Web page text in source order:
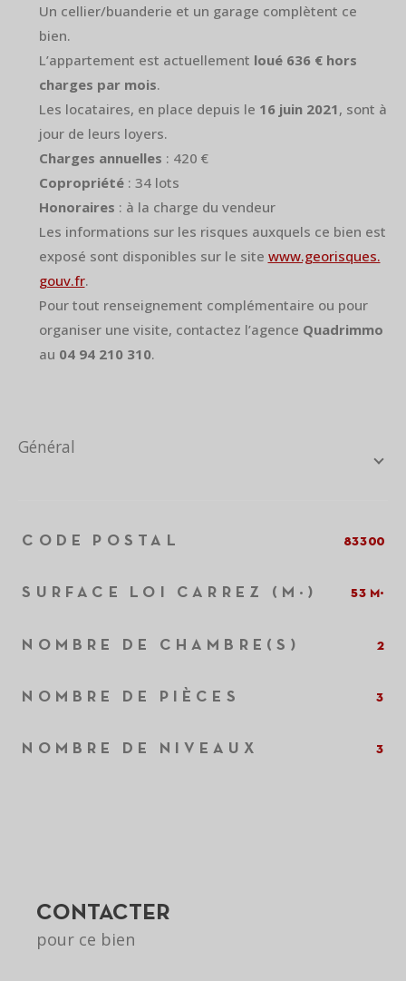
Un cellier/buanderie et un garage complètent ce
bien.
L’appartement est actuellement loué 636 € hors
charges par mois.
Les locataires, en place depuis le 16 juin 2021, sont à
jour de leurs loyers.
Charges annuelles : 420 €
Copropriété: 34 lots
Honoraires : à la charge du vendeur
Les informations sur les risques auxquels ce bien est
exposé sont disponibles sur le site www.georisques.
gouv.fr.
Pour tout renseignement complémentaire ou pour
organiser une visite, contactez l’agence Quadrimmo
au 04 94 210 310.
général
TRAD_ZEPHYR_Caracteristique TRAD_ZEPHYR_Valeurs
CODE POSTAL 83300
SURFACE LOI CARREZ (M²) 53 m²
NOMBRE DE CHAMBRE(S) 2
NOMBRE DE PIÈCES 3
NOMBRE DE NIVEAUX 3
CONTACTER
pour ce bien